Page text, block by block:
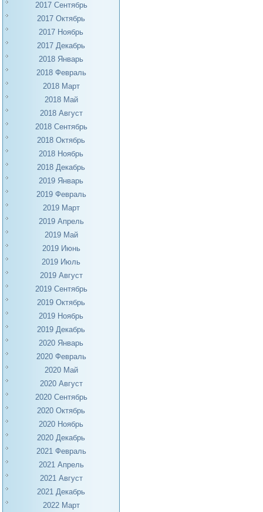
2017 Сентябрь
2017 Октябрь
2017 Ноябрь
2017 Декабрь
2018 Январь
2018 Февраль
2018 Март
2018 Май
2018 Август
2018 Сентябрь
2018 Октябрь
2018 Ноябрь
2018 Декабрь
2019 Январь
2019 Февраль
2019 Март
2019 Апрель
2019 Май
2019 Июнь
2019 Июль
2019 Август
2019 Сентябрь
2019 Октябрь
2019 Ноябрь
2019 Декабрь
2020 Январь
2020 Февраль
2020 Май
2020 Август
2020 Сентябрь
2020 Октябрь
2020 Ноябрь
2020 Декабрь
2021 Февраль
2021 Апрель
2021 Август
2021 Декабрь
2022 Март